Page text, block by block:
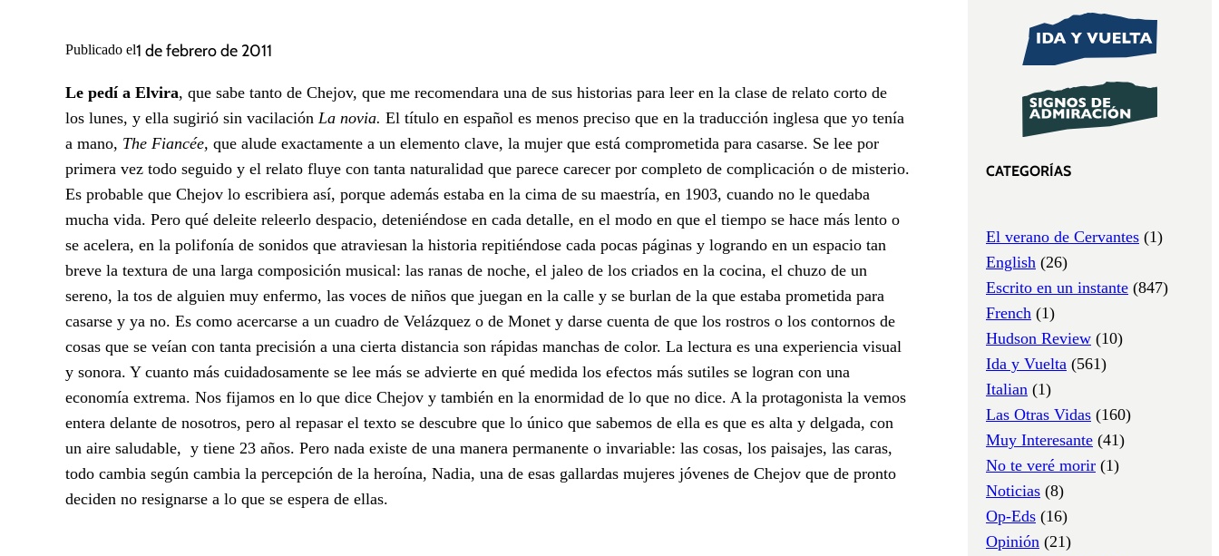
Publicado el1 de febrero de 2011
Le pedí a Elvira, que sabe tanto de Chejov, que me recomendara una de sus historias para leer en la clase de relato corto de
los lunes, y ella sugirió sin vacilación La novia. El título en español es menos preciso que en la traducción inglesa que yo tenía
a mano, The Fiancée, que alude exactamente a un elemento clave, la mujer que está comprometida para casarse. Se lee por
primera vez todo seguido y el relato fluye con tanta naturalidad que parece carecer por completo de complicación o de misterio.
Es probable que Chejov lo escribiera así, porque además estaba en la cima de su maestría, en 1903, cuando no le quedaba
mucha vida. Pero qué deleite releerlo despacio, deteniéndose en cada detalle, en el modo en que el tiempo se hace más lento o
se acelera, en la polifonía de sonidos que atraviesan la historia repitiéndose cada pocas páginas y logrando en un espacio tan
breve la textura de una larga composición musical: las ranas de noche, el jaleo de los criados en la cocina, el chuzo de un
sereno, la tos de alguien muy enfermo, las voces de niños que juegan en la calle y se burlan de la que estaba prometida para
casarse y ya no. Es como acercarse a un cuadro de Velázquez o de Monet y darse cuenta de que los rostros o los contornos de
cosas que se veían con tanta precisión a una cierta distancia son rápidas manchas de color. La lectura es una experiencia visual
y sonora. Y cuanto más cuidadosamente se lee más se advierte en qué medida los efectos más sutiles se logran con una
economía extrema. Nos fijamos en lo que dice Chejov y también en la enormidad de lo que no dice. A la protagonista la vemos
entera delante de nosotros, pero al repasar el texto se descubre que lo único que sabemos de ella es que es alta y delgada, con
un aire saludable, y tiene 23 años. Pero nada existe de una manera permanente o invariable: las cosas, los paisajes, las caras,
todo cambia según cambia la percepción de la heroína, Nadia, una de esas gallardas mujeres jóvenes de Chejov que de pronto
deciden no resignarse a lo que se espera de ellas.
CATEGORÍAS
El verano de Cervantes (1)
English (26)
Escrito en un instante (847)
French (1)
Hudson Review (10)
Ida y Vuelta (561)
Italian (1)
Las Otras Vidas (160)
Muy Interesante (41)
No te veré morir (1)
Noticias (8)
Op-Eds (16)
Opinión (21)